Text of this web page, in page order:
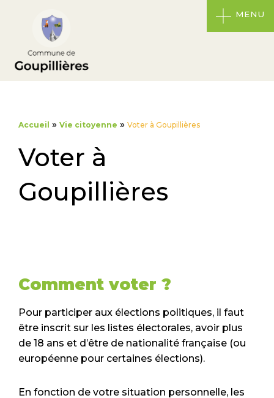
MENU
Accueil » Vie citoyenne » Voter à Goupillières
Voter à
Goupillières
Comment voter ?
Pour participer aux élections politiques, il faut
être inscrit sur les listes électorales, avoir plus
de 18 ans et d’être de nationalité française (ou
européenne pour certaines élections).
En fonction de votre situation personnelle, les